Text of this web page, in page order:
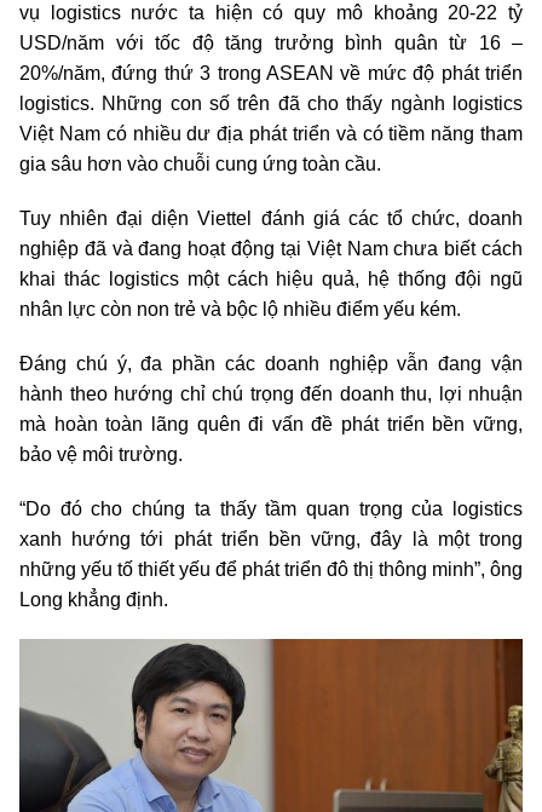
vụ logistics nước ta hiện có quy mô khoảng 20-22 tỷ
USD/năm với tốc độ tăng trưởng bình quân từ 16 –
20%/năm, đứng thứ 3 trong ASEAN về mức độ phát triển
logistics. Những con số trên đã cho thấy ngành logistics
Việt Nam có nhiều dư địa phát triển và có tiềm năng tham
gia sâu hơn vào chuỗi cung ứng toàn cầu.
Tuy nhiên đại diện Viettel đánh giá các tổ chức, doanh
nghiệp đã và đang hoạt động tại Việt Nam chưa biết cách
khai thác logistics một cách hiệu quả, hệ thống đội ngũ
nhân lực còn non trẻ và bộc lộ nhiều điểm yếu kém.
Đáng chú ý, đa phần các doanh nghiệp vẫn đang vận
hành theo hướng chỉ chú trọng đến doanh thu, lợi nhuận
mà hoàn toàn lãng quên đi vấn đề phát triển bền vững,
bảo vệ môi trường.
“Do đó cho chúng ta thấy tầm quan trọng của logistics
xanh hướng tới phát triển bền vững, đây là một trong
những yếu tố thiết yếu để phát triển đô thị thông minh”, ông
Long khẳng định.